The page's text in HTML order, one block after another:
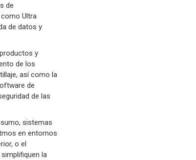
de
Ultra
de datos y
y
de los
así como la
de
de las
sistemas
en entornos
o el
la